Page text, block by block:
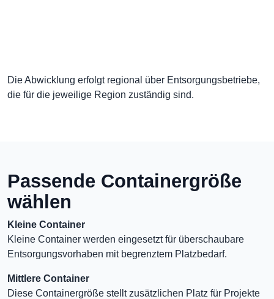
Die Abwicklung erfolgt regional über Entsorgungsbetriebe,
die für die jeweilige Region zuständig sind.
Passende Containergröße
wählen
Kleine Container
Kleine Container werden eingesetzt für überschaubare
Entsorgungsvorhaben mit begrenztem Platzbedarf.
Mittlere Container
Diese Containergröße stellt zusätzlichen Platz für Projekte